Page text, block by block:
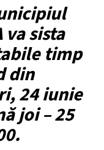
va sista
timp
din
24 iunie
joi – 25